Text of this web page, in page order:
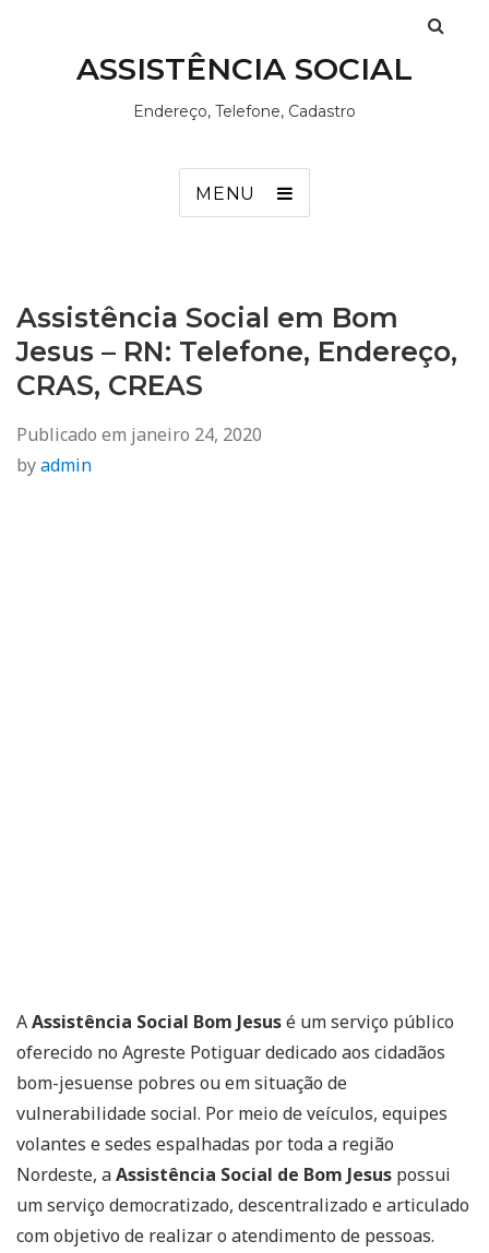
ASSISTÊNCIA SOCIAL
Endereço, Telefone, Cadastro
MENU
Assistência Social em Bom
Jesus – RN: Telefone, Endereço,
CRAS, CREAS
Publicado em janeiro 24, 2020
byadmin
AAssistência Social Bom Jesusé um serviço público
oferecido no Agreste Potiguar dedicado aos cidadãos
bom-jesuense pobres ou em situação de
vulnerabilidade social. Por meio de veículos, equipes
volantes e sedes espalhadas por toda a região
Nordeste, aAssistência Social de Bom Jesus possui
um serviço democratizado, descentralizado e articulado
com objetivo de realizar o atendimento de pessoas.